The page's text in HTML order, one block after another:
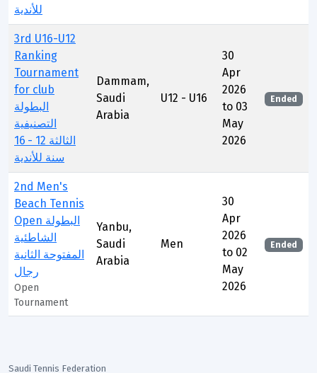
للأندية
3rd U16-U12
Ranking
Tournament
for club
البطولة
التصنيفية
الثالثة 12 - 16
سنة للأندية
Dammam,
Saudi
Arabia
U12 - U16
30
Apr
2026
to 03
May
2026
Ended
2nd Men's
Beach Tennis
Open البطولة
الشاطئية
المفتوحة الثانية
رجال
Open
Tournament
Yanbu,
Saudi
Arabia
Men
30
Apr
2026
to 02
May
2026
Ended
Saudi Tennis Federation